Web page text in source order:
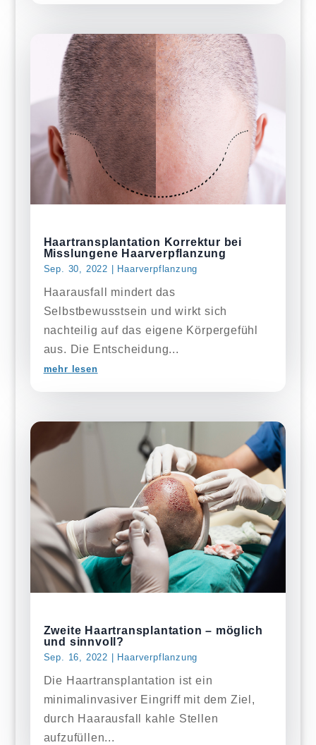
Haartransplantation Korrektur bei
Misslungene Haarverpflanzung
Sep. 30, 2022 Haarverpflanzung
Haarausfall mindert das
Selbstbewusstsein und wirkt sich
nachteilig auf das eigene Körpergefühl
aus. Die Entscheidung...
mehr lesen
Zweite Haartransplantation – möglich
und sinnvoll?
Sep. 16, 2022 | Haarverpflanzung
Die Haartransplantation ist ein
minimalinvasiver Eingriff mit dem Ziel,
durch Haarausfall kahle Stellen
aufzufüllen...